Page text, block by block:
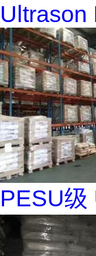
Ultrason
PESU级